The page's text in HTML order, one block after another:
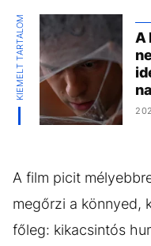
KIEMELT TARTALOM
A
A film picit
megőrzi a könnyed,
főleg: kikacsintós